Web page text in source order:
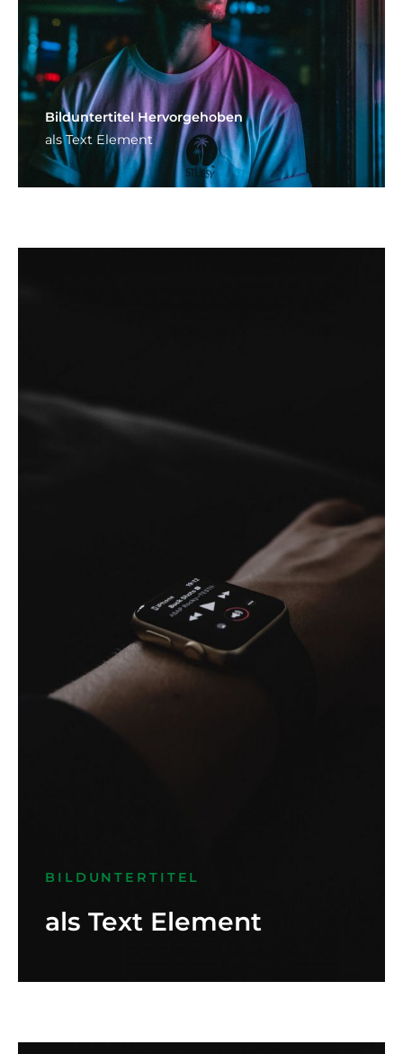
Bild­unter­titel Hervorgehoben
als Text Element
BILDUNTERTITEL
als Text Element